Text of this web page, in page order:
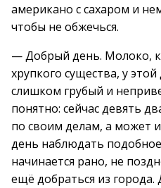
американо с сахаром и
чтобы не обжечься.
— Добрый день. Молоко,
хрупкого существа, у
слишком грубый и
понятно: сейчас девять
по своим делам, а может
день наблюдать
начинается рано, не
ещё добраться из